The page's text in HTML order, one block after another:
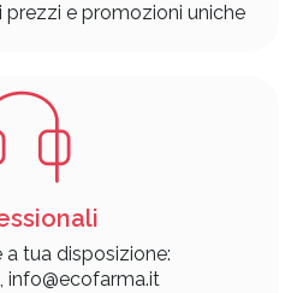
prezzi e promozioni uniche
tua disposizione:
info@ecofarma.it